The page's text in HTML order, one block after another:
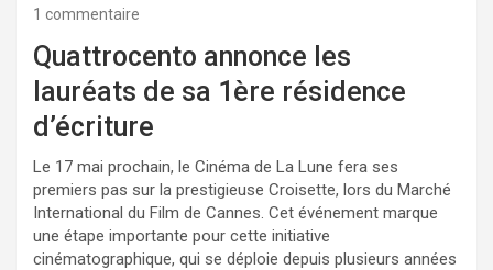
1 commentaire
Quattrocento annonce les
lauréats de sa 1ère résidence
d’écriture
Le 17 mai prochain, le Cinéma de La Lune fera ses
premiers pas sur la prestigieuse Croisette, lors du Marché
International du Film de Cannes. Cet événement marque
une étape importante pour cette initiative
cinématographique, qui se déploie depuis plusieurs années